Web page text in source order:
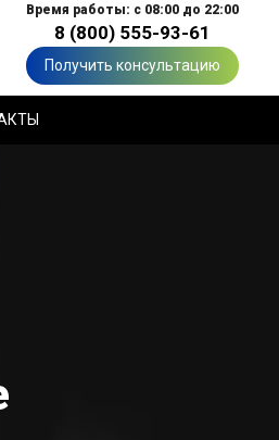
Время работы: с 08:00 до 22:00
8 (800) 555-93-61
Получить консультацию